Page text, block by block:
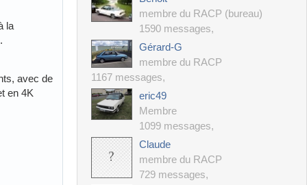
la
avec de
en 4K
membre du RACP (bureau)
1590 messages,
Gérard-G
membre du RACP
1167 messages,
eric49
Membre
1099 messages,
Claude
membre du RACP
729 messages,